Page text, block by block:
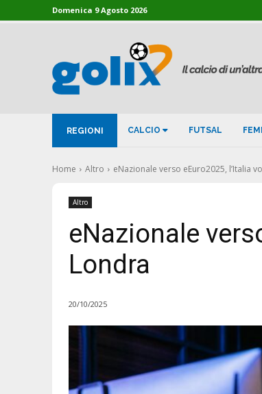
Domenica 9 Agosto 2026
REGIONI CALCIO FUTSAL
Home Altro eNazionale verso eEuro2025, l’Italia
Altro
eNazionale
Londra
20/10/2025